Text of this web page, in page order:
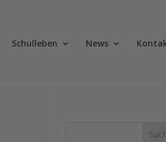
Schulleben News